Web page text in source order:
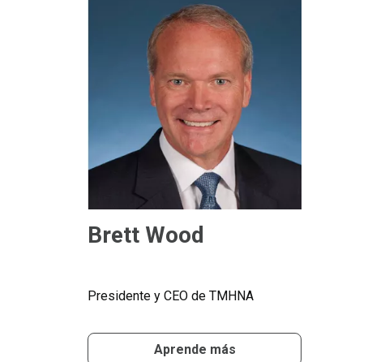
Brett Wood
Presidente y CEO de TMHNA
Aprende más